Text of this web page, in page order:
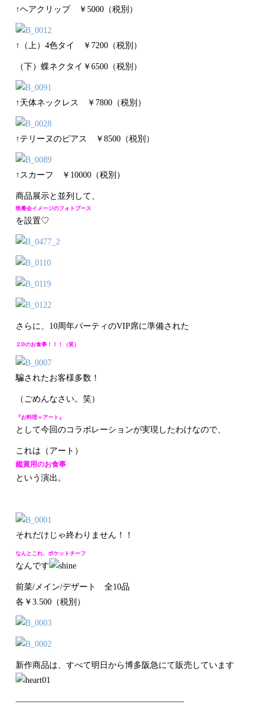
↑ヘアクリップ ￥5000（税別）
↑（上）4色タイ ￥7200（税別）
（下）蝶ネクタイ￥6500（税別）
↑天体ネックレス ￥7800（税別）
↑テリーヌのピアス ￥8500（税別）
↑スカーフ ￥10000（税別）
商品展示と並列して、
晩餐会イメージのフォトブース
を設置♡
さらに、10周年パーティのVIP席に準備された
２Dのお食事！！！（笑）
騙されたお客様多数！
（ごめんなさい。笑）
『お料理＝アート』
として今回のコラボレーションが実現したわけなので、
これは（アート）
鑑賞用のお食事
という演出。
それだけじゃ終わりません！！
なんとこれ、ポケットチーフ
なんです
前菜/メイン/デザート 全10品
各￥3.500（税別）
新作商品は、すべて明日から博多阪急にて販売しています
――――――――――――――――――――